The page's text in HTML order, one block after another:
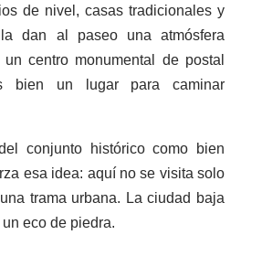
de nivel, casas tradicionales y
dan al paseo una atmósfera
centro monumental de postal
bien un lugar para caminar
conjunto histórico como bien
esa idea: aquí no se visita solo
trama urbana. La ciudad baja
eco de piedra.